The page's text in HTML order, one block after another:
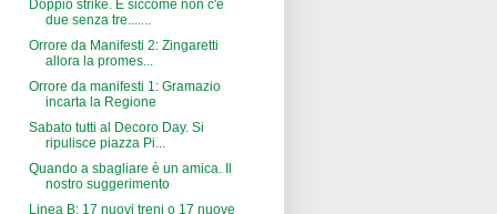
Doppio strike. E siccome non c'è
due senza tre.......
Orrore da Manifesti 2: Zingaretti
allora la promes...
Orrore da manifesti 1: Gramazio
incarta la Regione
Sabato tutti al Decoro Day. Si
ripulisce piazza Pi...
Quando a sbagliare è un amica. Il
nostro suggerimento
Linea B: 17 nuovi treni o 17 nuove